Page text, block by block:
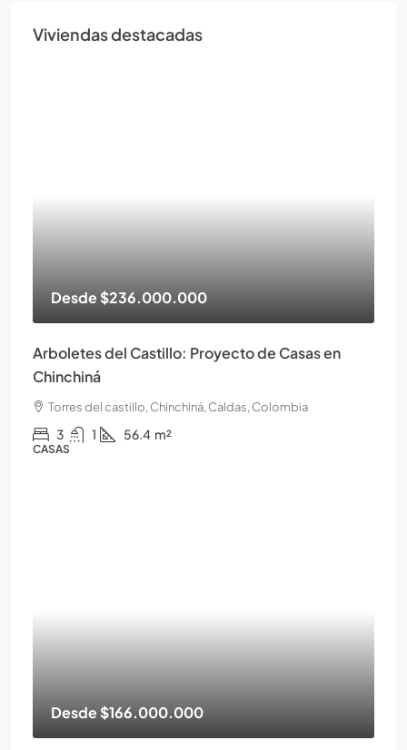
Viviendas destacadas
Desde$236.000.000
Arboletes del Castillo: Proyecto de Casas en
Chinchiná
Torres del castillo, Chinchiná, Caldas, Colombia
3 1 56.4 m²
CASAS
Desde$166.000.000